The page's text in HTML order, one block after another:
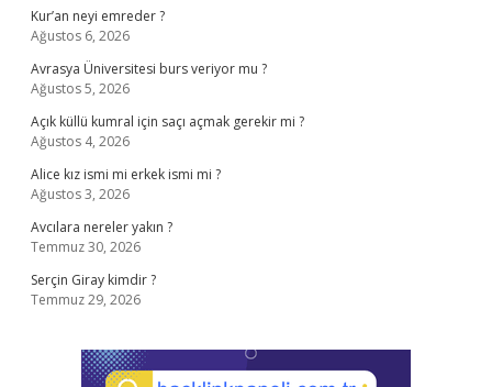
Kur’an neyi emreder ?
Ağustos 6, 2026
Avrasya Üniversitesi burs veriyor mu ?
Ağustos 5, 2026
Açık küllü kumral için saçı açmak gerekir mi ?
Ağustos 4, 2026
Alice kız ismi mi erkek ismi mi ?
Ağustos 3, 2026
Avcılara nereler yakın ?
Temmuz 30, 2026
Serçin Giray kimdir ?
Temmuz 29, 2026